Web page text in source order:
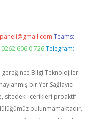
Teams:
606 0 726 Telegram:
gereğince Bilgi Teknolojileri
bir Yer Sağlayıcı
sitedeki içerikleri proaktif
bulunmamaktadır.